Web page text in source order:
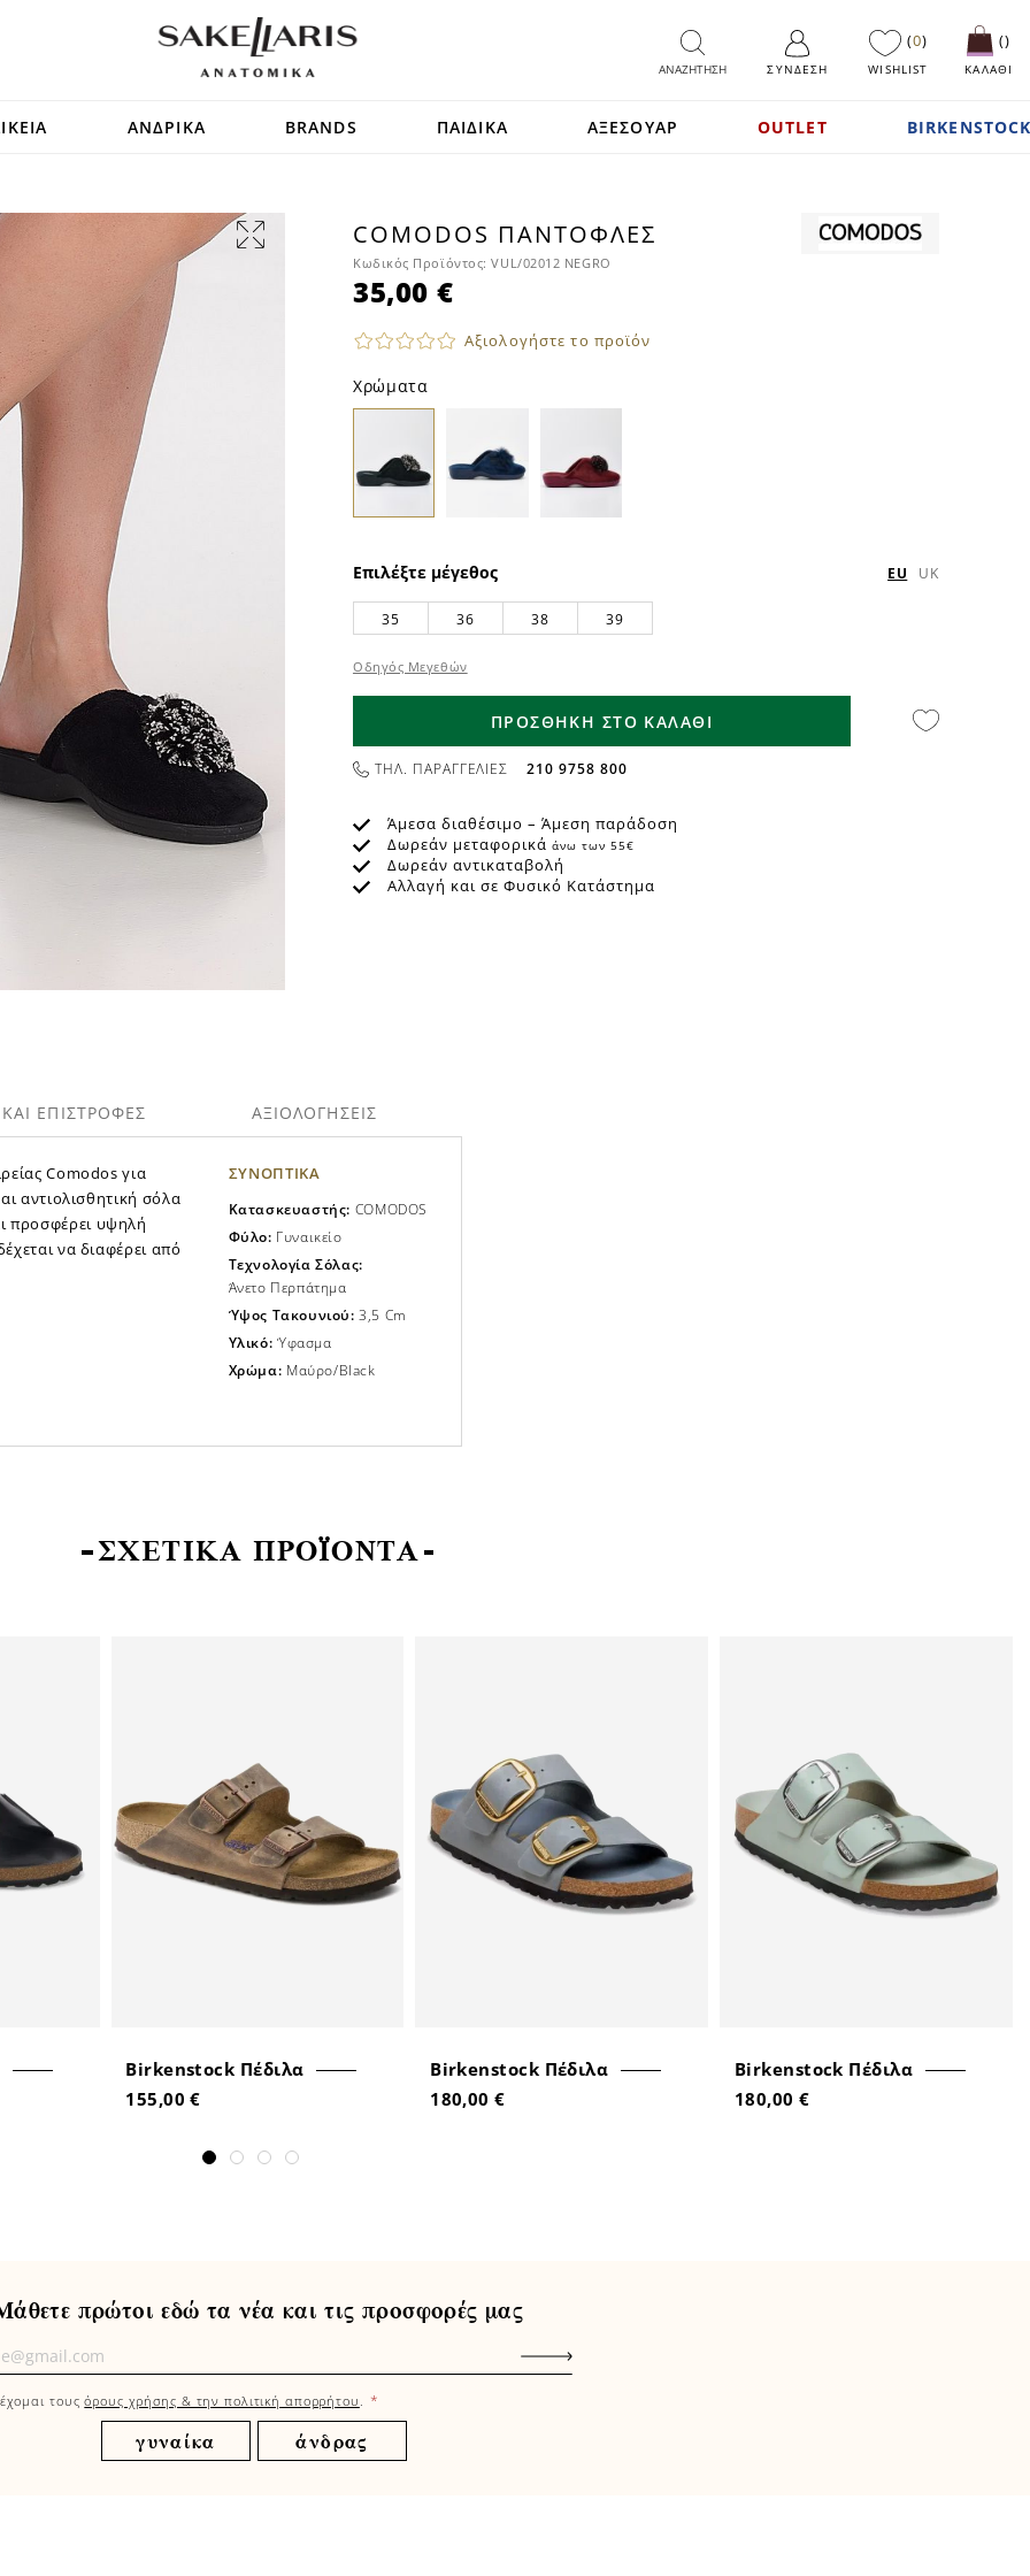
ΑΝΑΖΗΤΗΣΗ ΣΎΝΔΕΣΗ
0
WISHLIST ΚΑΛΑΘΙ
ΑΝΔΡΙΚΑ BRANDS ΠΑΙΔΙΚΑ ΑΞΕΣΟΥΑΡ OUTLET
COMODOS ΠΑΝΤΌΦΛΕΣ
Κωδικός Προϊόντος: VUL/02012 NEGRO
35,00 €
Αξιολογήστε το προϊόν
Χρώματα
Επιλέξτε μέγεθος EU UK
35 36 38 39
Οδηγός Μεγεθών
ΠΡΟΣΘΗΚΗ ΣΤΟ ΚΑΛΑΘΙ
ΤΗΛ. ΠΑΡΑΓΓΕΛΙΕΣ 210 9758 800
Άμεσα διαθέσιμο – Άμεση παράδοση
Δωρεάν μεταφορικά άνω των 55€
Δωρεάν αντικαταβολή
Αλλαγή και σε Φυσικό Κατάστημα
Comodos για
αντιολισθητική σόλα
προσφέρει υψηλή
να διαφέρει από
ΣΥΝΟΠΤΙΚΑ
Κατασκευαστής: COMODOS
Φύλο: Γυναικείο
Τεχνολογία Σόλας:
Άνετο Περπάτημα
Ύψος Τακουνιού: 3,5 Cm
Υλικό: Ύφασμα
Χρώμα: Μαύρο/black
ΕΠΙΣΤΡΟΦΕΣ ΑΞΙΟΛΟΓΗΣΕΙΣ
ΣΧΕΤΙΚΑ ΠΡΟΪΟΝΤΑ
Birkenstock Πέδιλα
155,00 €
Birkenstock Πέδιλα
180,00 €
Birkenstock Πέδιλα
180,00 €
πρώτοι εδώ τα νέα και τις προσφορές μας
τουςόρους χρήσης & την πολιτική απορρήτου *
γυναίκα άνδρας